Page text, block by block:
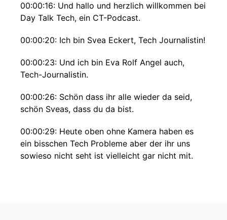
00:00:16: Und hallo und herzlich willkommen bei
Day Talk Tech, ein CT-Podcast.
00:00:20: Ich bin Svea Eckert, Tech Journalistin!
00:00:23: Und ich bin Eva Rolf Angel auch,
Tech-Journalistin.
00:00:26: Schön dass ihr alle wieder da seid,
schön Sveas, dass du da bist.
00:00:29: Heute oben ohne Kamera haben es
ein bisschen Tech Probleme aber der ihr uns
sowieso nicht seht ist vielleicht gar nicht mit.